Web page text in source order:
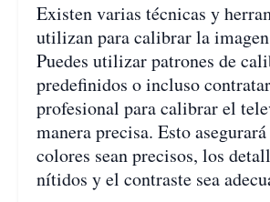
Existen varias técnicas y
utilizan para calibrar la
Puedes utilizar patrones de
predefinidos o incluso
profesional para calibrar el
manera precisa. Esto
colores sean precisos, los
nítidos y el contraste sea